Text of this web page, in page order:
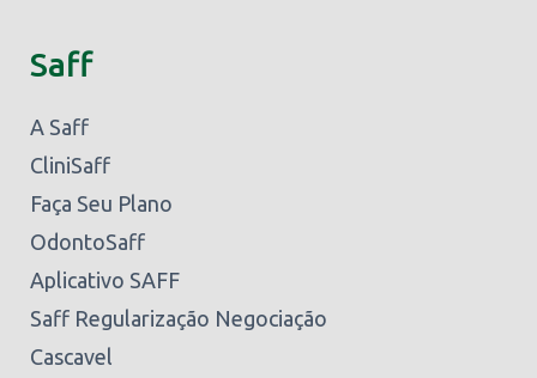
Saff
A Saff
CliniSaff
Faça Seu Plano
OdontoSaff
Aplicativo SAFF
Saff Regularização Negociação
Cascavel